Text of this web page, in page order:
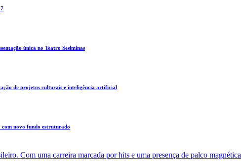
única no Teatro Sesiminas
de projetos culturais e inteligência artificial
com novo fundo estruturado
Com uma carreira marcada por hits e uma presença de palco magnética